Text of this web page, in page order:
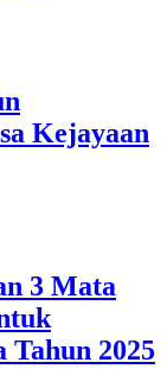
Kejayaan
3 Mata
Tahun 2025